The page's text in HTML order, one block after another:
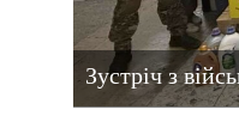
Зустріч з